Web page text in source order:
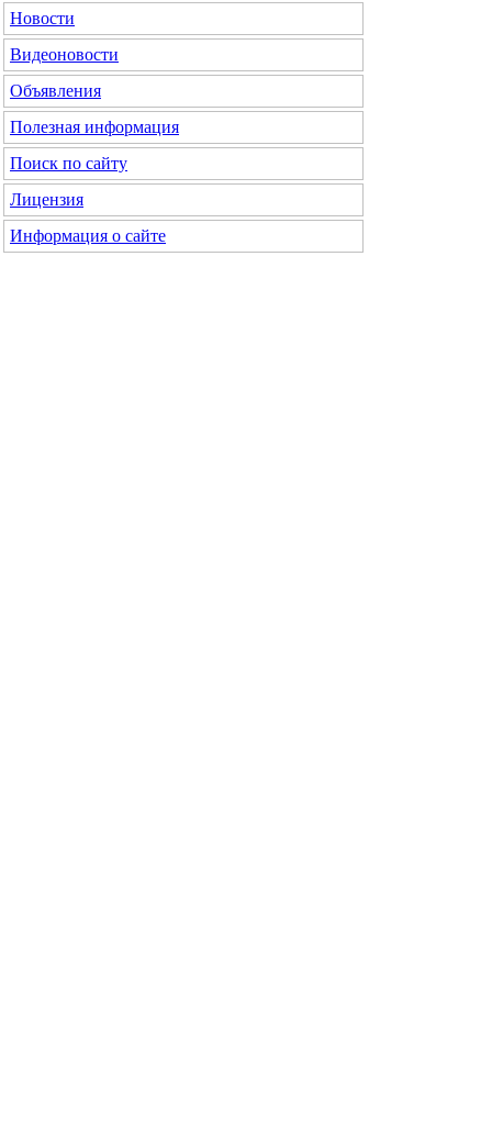
Новости
Видеоновости
Объявления
Полезная информация
Поиск по сайту
Лицензия
Информация о сайте